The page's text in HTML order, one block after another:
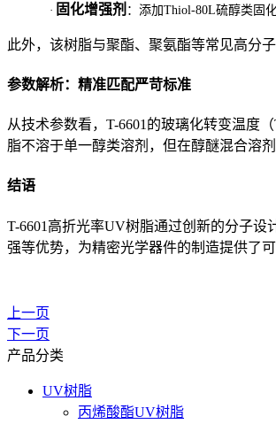
· 固化增强剂 ：添加Thiol-80L硫醇类固
此外，该树脂与聚酯、聚氨酯等常见高分
参数解析：精准匹配严苛标准
从技术参数看，T-6601的玻璃化转变温度
脂不溶于单一醇类溶剂，但在醇醚混合溶
结语
T-6601高折光率UV树脂通过创新的分子
强等优势，为精密光学器件的制造提供了
上一页
下一页
产品分类
UV树脂
丙烯酸酯UV树脂